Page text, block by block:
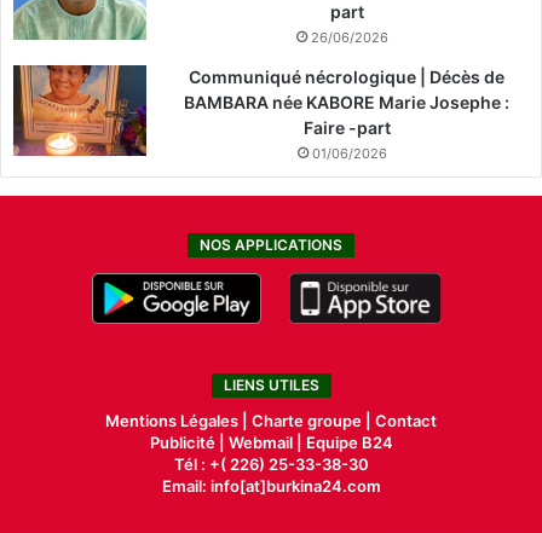
part
26/06/2026
Communiqué nécrologique | Décès de
BAMBARA née KABORE Marie Josephe :
Faire -part
01/06/2026
NOS APPLICATIONS
LIENS UTILES
Mentions Légales | Charte groupe | Contact
Publicité| Webmail |
Equipe B24
Tél : +( 226) 25-33-38-30
Email: info[at]burkina24.com